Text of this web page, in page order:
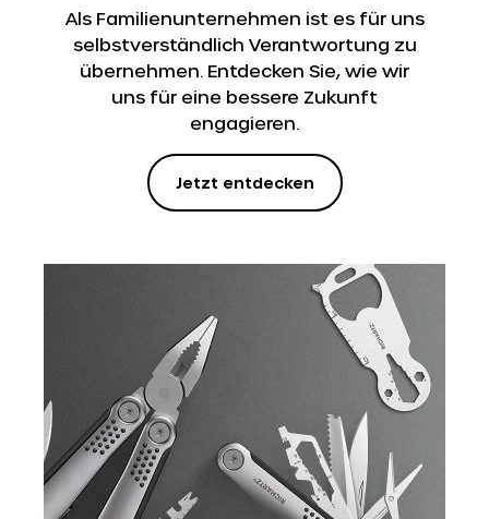
Als Familienunternehmen ist es für uns
selbstverständlich Verantwortung zu
übernehmen. Entdecken Sie, wie wir
uns für eine bessere Zukunft
engagieren.
Jetzt entdecken